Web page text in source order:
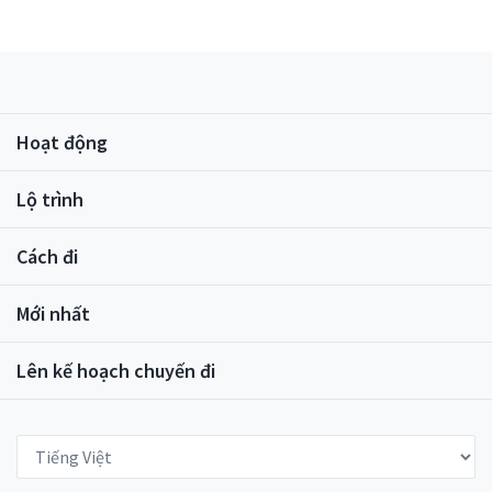
Hoạt động
Lộ trình
Cách đi
Mới nhất
Lên kế hoạch chuyến đi
Select Language